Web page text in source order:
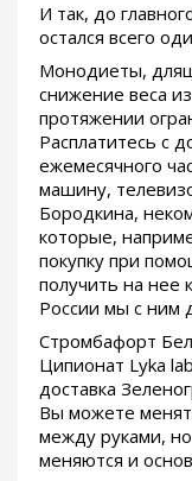
И так, до
остался всего
Монодиеты,
снижение веса
протяжении
Расплатитесь с
ежемесячного
машину,
Бородкина,
которые,
покупку при
получить на нее
России мы с ним
Стромбафорт
Ципионат Lyka
доставка
Вы можете
между руками,
меняются и